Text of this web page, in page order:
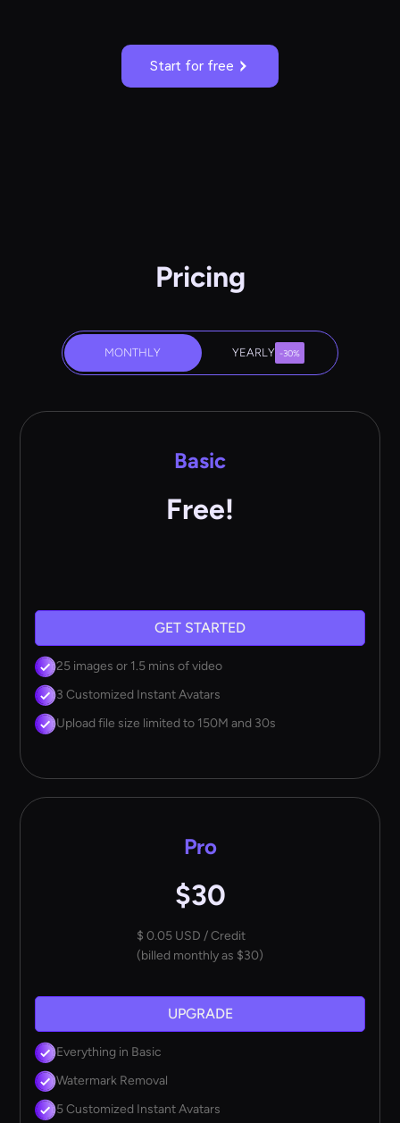
Start for free
Pricing
MONTHLY YEARLY -30%
Basic
Free!
GET STARTED
25 images or 1.5 mins of video
3 Customized Instant Avatars
Upload file size limited to 150M and 30s
Pro
$30
$ 0.05 USD / Credit
(billed monthly as $30)
UPGRADE
Everything in Basic
Watermark Removal
5 Customized Instant Avatars